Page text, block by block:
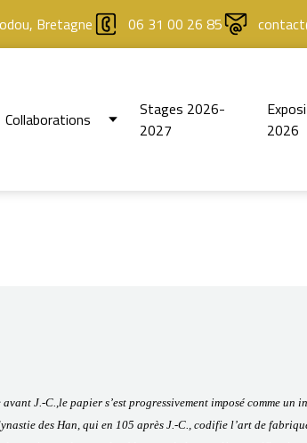
Bretagne 06 31 00 26 85
Collaborations
Stages 2026-
2027
2026
J.-C.,le papier s’est progressivement imposé comme un
des Han, qui en 105 après J.-C., codifie l’art de